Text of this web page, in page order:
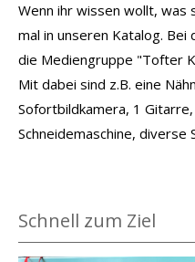
Wenn ihr wissen wollt, was
mal in unseren Katalog.
die Mediengruppe "Tofter
Mit dabei sind z.B. eine
Sofortbildkamera, 1
Schneidemaschine, diverse
Schnell zum Ziel